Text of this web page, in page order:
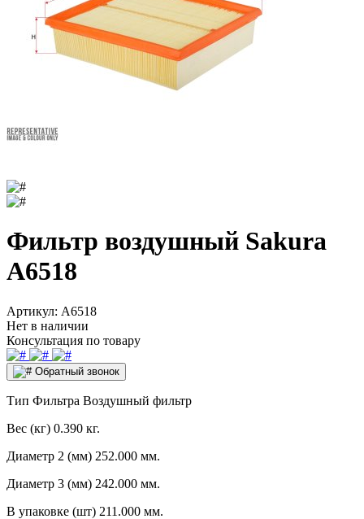
Фильтр воздушный Sakura
A6518
Артикул: A6518
Нет в наличии
Консультация по товару
Обратный звонок
Тип Фильтра Воздушный фильтр
Вес (кг) 0.390 кг.
Диаметр 2 (мм) 252.000 мм.
Диаметр 3 (мм) 242.000 мм.
В упаковке (шт) 211.000 мм.